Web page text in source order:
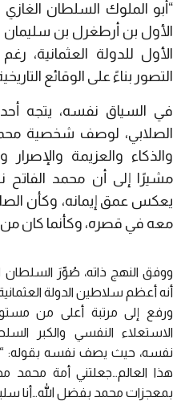
“أبو الملوك السلطان
الأول بن أرطغرل بن
الأول للدولة العثمانية،
التصور بناءً على الوقائع
في السياق نفسه، يتجه أحد
الصلابي، لوصف شخصية
والذكاء والعزيمة
مشيرًا إلى أن محمد الفاتح
يعكس عمق إيمانه، وكأن
معه في قصره، وكأنما كان من
ووفق النهج ذاته، صُوِّرَ السلطان
أنه أعظم سلاطين الدولة
ورفع إلى مرتبة أعلى من
الاستعلاء النفسي والكبر
نفسه، حيث يصف نفسه بقوله:
هذا العالم…جعلتني أمة محمد
بمعجزات محمد بفضل الله…أنا